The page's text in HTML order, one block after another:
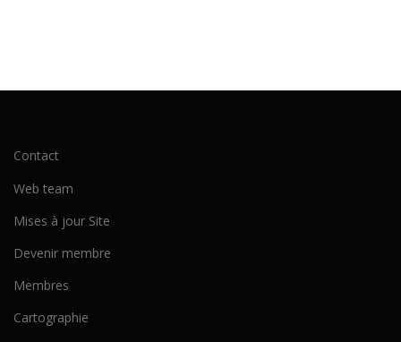
Contact
Web team
Mises à jour Site
Devenir membre
Membres
Cartographie